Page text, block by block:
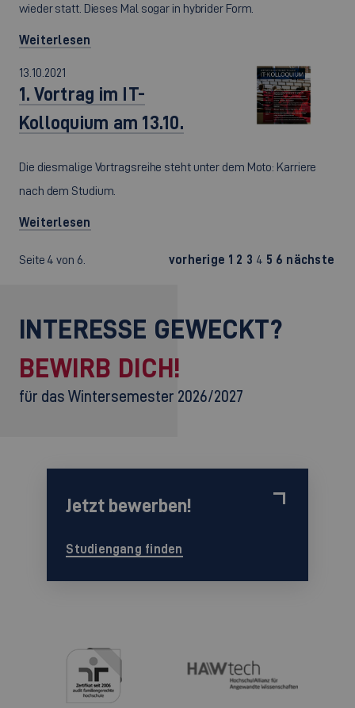
wieder statt. Dieses Mal sogar in hybrider Form.
Weiterlesen
13.10.2021
1. Vortrag im IT-
Kolloquium am 13.10.
Die diesmalige Vortragsreihe steht unter dem Moto: Karriere
nach dem Studium.
Weiterlesen
Seite 4 von 6. vorherige 1 2 3 4 5 6 nächste
INTERESSE GEWECKT?
BEWIRB DICH!
für das Wintersemester 2026/2027
Jetzt bewerben!
Studiengang finden